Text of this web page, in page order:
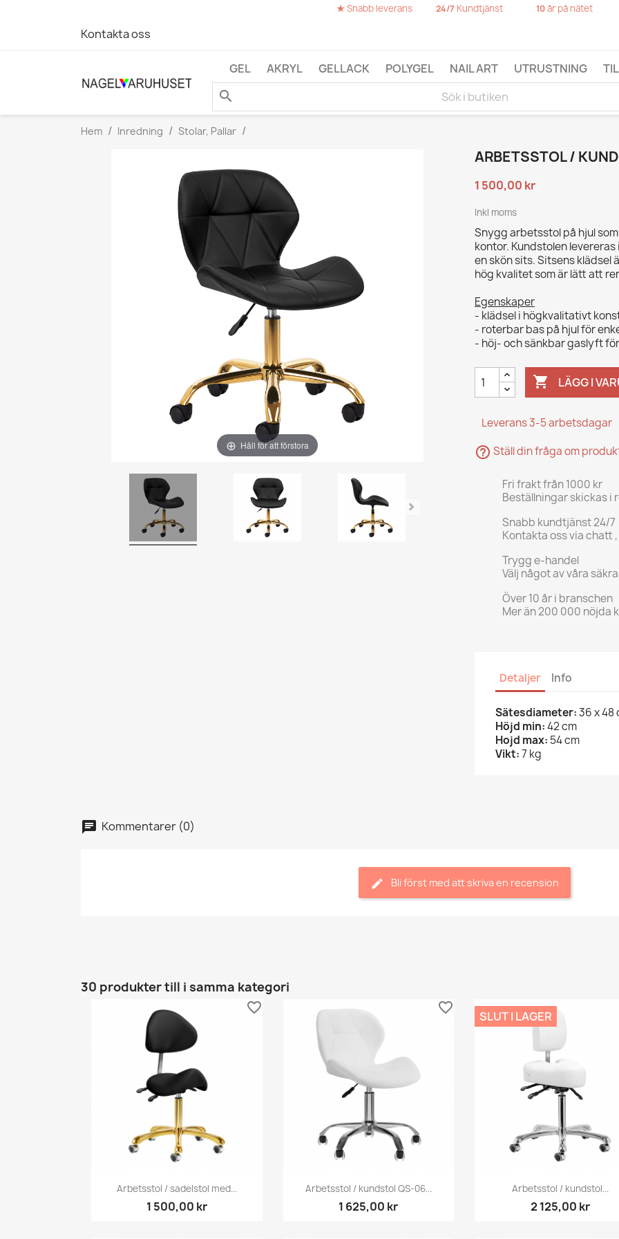
★Snabb leverans 24/7 Kundtjänst 10år på nätet
Kontakta oss
GEL AKRYL GELLACK POLYGEL NAIL ART UTRUSTNING
search
Hem Inredning Stolar, Pallar
Håll för att förstora
ARBETSSTOL /
1 500,00 kr
Inkl moms
Snygg arbetsstol på hjul
kontor. Kundstolen
en skön sits. Sitsens
hög kvalitet som är lätt att
Egenskaper
- klädsel i högkvalitativt
- roterbar bas på hjul för
- höj- och sänkbar gaslyft
 LÄGG I
Leverans 3-5 arbetsdagar
help_outline Ställ din fråga om
Fri frakt från 1000 kr
Beställningar skickas i
Snabb kundtjänst 24/7
Kontakta oss via chatt
Trygg e-handel
Välj något av våra
Över 10 år i branschen
Mer än 200 000 nöjda
Detaljer Info
Sätesdiameter:36 x 48
Höjd min:42 cm
Hojd max: 54 cm
Vikt:7 kg
Kommentarer (0)
Bli först med att skriva en recension
30 produkter till i samma kategori
Snabbvy
Arbetsstol / sadelstol med...
1 500,00 kr
favorite_border
 Snabbvy
Arbetsstol / kundstol QS-06...
1 625,00 kr
favorite_border
Snabbvy
Arbetsstol / kundstol...
2 125,00 kr
SLUT I LAGER